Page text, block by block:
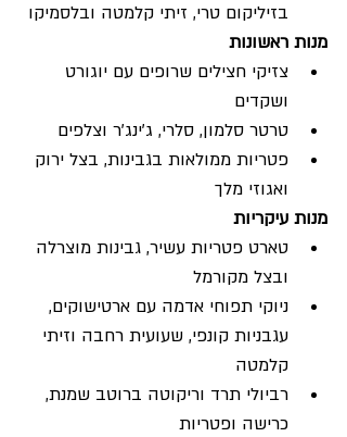
בזיליקום טרי, זיתי קלמטה ובלסמיקו
מנות ראשונות
צזיקי חצילים שרופים עם יוגורט
ושקדים
טרטר סלמון, סלרי, ג'ינג'ר וצלפים
פטריות ממולאות בגבינות, בצל ירוק
ואגוזי מלך
מנות עיקריות
טארט פטריות עשיר, גבינות מוצרלה
ובצל מקורמל
ניוקי תפוחי אדמה עם ארטישוקים,
עגבניות קונפי, שעועית רחבה וזיתי
קלמטה
רביולי תרד וריקוטה ברוטב שמנת,
כרישה ופטריות